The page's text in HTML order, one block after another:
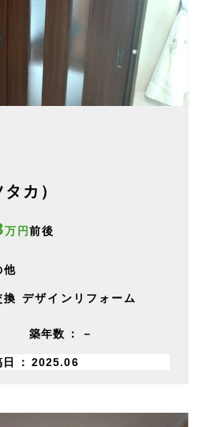
カ）
万円前後
他
換 デザインリフォーム
築年数 －
2025.06